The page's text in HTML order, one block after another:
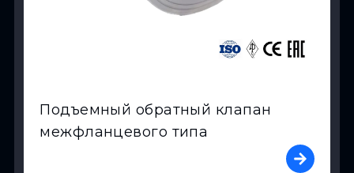
Подъемный обратный клапан
межфланцевого типа